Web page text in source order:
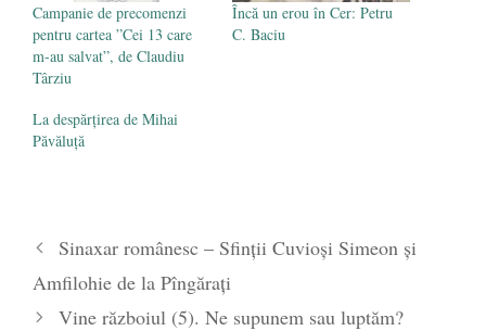
Campanie de precomenzi
pentru cartea ”Cei 13 care
m-au salvat”, de Claudiu
Târziu
Încă un erou în Cer: Petru
C. Baciu
La despărțirea de Mihai
Păvăluță
Sinaxar românesc – Sfinții Cuvioși Simeon și
Amfilohie de la Pîngărați
Vine războiul (5). Ne supunem sau luptăm?